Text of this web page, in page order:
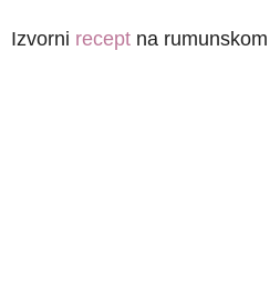
Izvorni recept na rumunskom